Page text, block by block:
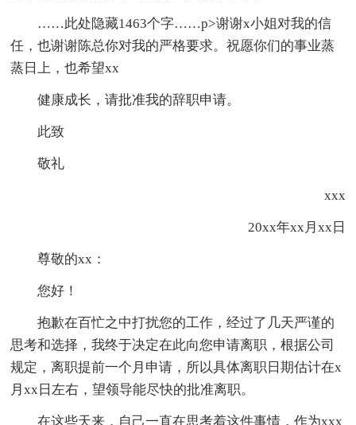
……此处隐藏1463个字……p>谢谢x小姐对我的信
任，也谢谢陈总你对我的严格要求。祝愿你们的事业蒸
蒸日上，也希望xx
健康成长，请批准我的辞职申请。
此致
敬礼
xxx
20xx年xx月xx日
尊敬的xx：
您好！
抱歉在百忙之中打扰您的工作，经过了几天严谨的
思考和选择，我终于决定在此向您申请离职，根据公司
规定，离职提前一个月申请，所以具体离职日期估计在x
月xx日左右，望领导能尽快的批准离职。
在这些天来，自己一直在思考着这件事情，作为xxx